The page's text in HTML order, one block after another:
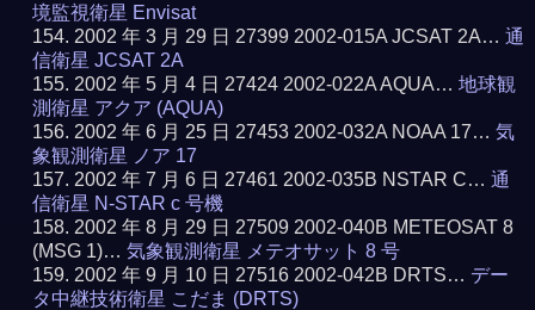
境監視衛星 Envisat
2002 年 3 月 29 日 27399 2002-015A JCSAT 2A…通
信衛星 JCSAT 2A
2002 年 5 月 4 日 27424 2002-022A AQUA…地球観
測衛星 アクア (AQUA)
2002 年 6 月 25 日 27453 2002-032A NOAA 17…気
象観測衛星 ノア 17
2002 年 7 月 6 日 27461 2002-035B NSTAR C…通
信衛星 N-STAR c 号機
2002 年 8 月 29 日 27509 2002-040B METEOSAT 8
(MSG 1)…気象観測衛星 メテオサット 8 号
2002 年 9 月 10 日 27516 2002-042B DRTS… デー
タ中継技術衛星 こだま (DRTS)